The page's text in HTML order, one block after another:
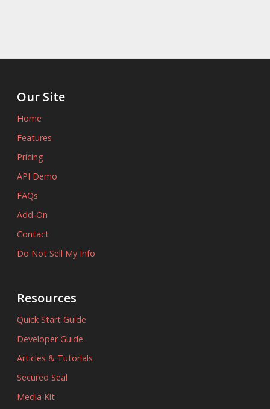
Our Site
Home
Features
Pricing
API Demo
FAQs
Add-On
Contact
Do Not Sell My Info
Resources
Quick Start Guide
Developer Guide
Articles & Tutorials
Secured Seal
Media Kit